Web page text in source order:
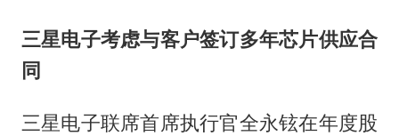
三星电子考虑与客户签订多年芯片供应合
同
三星电子联席首席执行官全永铉在年度股